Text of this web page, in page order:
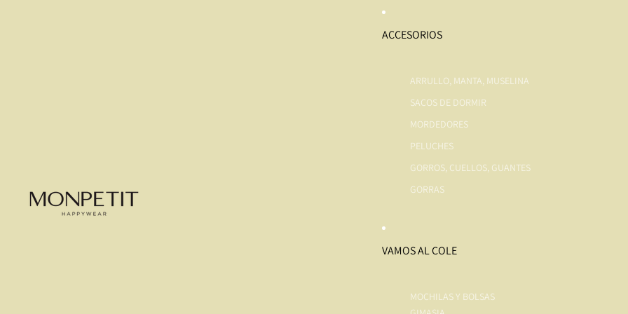
ACCESORIOS
ARRULLO, MANTA, MUSELINA
SACOS DE DORMIR
MORDEDORES
PELUCHES
GORROS, CUELLOS, GUANTES
GORRAS
VAMOS AL COLE
MOCHILAS Y BOLSAS